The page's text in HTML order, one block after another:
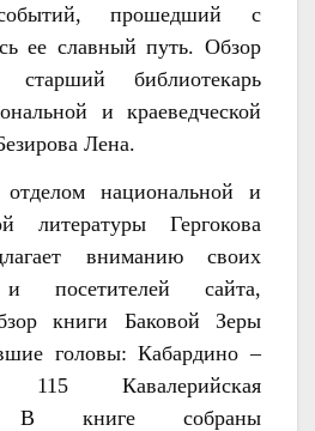
прошедший с
ее славный путь. Обзор
старший библиотекарь
и краеведческой
Лена.
отделом национальной и
литературы Гергокова
вниманию своих
и посетителей сайта,
книги Баковой Зеры
головы: Кабардино –
115 Кавалерийская
В книге собраны